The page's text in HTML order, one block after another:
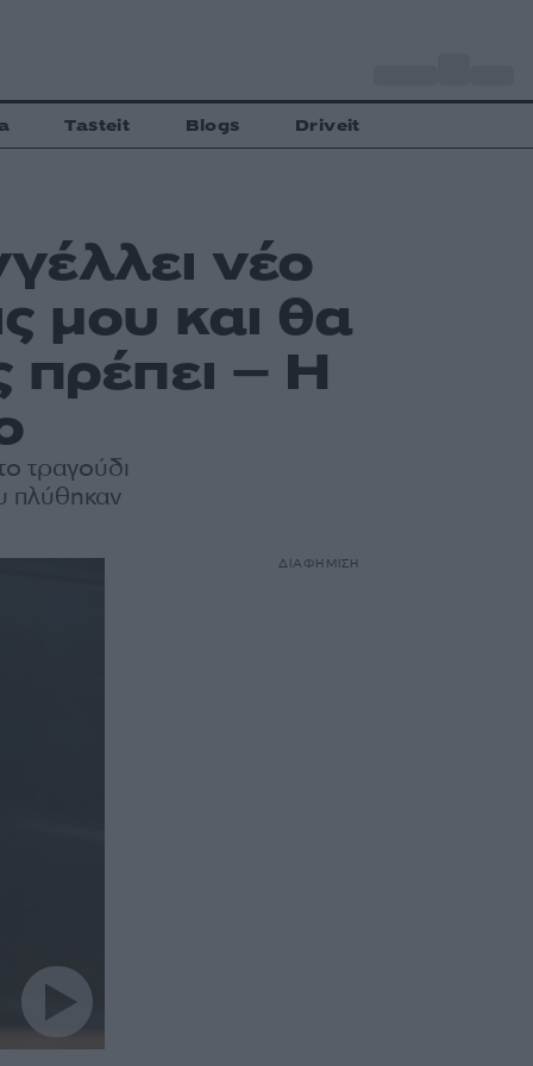
Tasteit Blogs Driveit
νέο
μου και θα
πρέπει – Η
τραγούδι
πλύθηκαν
ΔΙΑΦΗΜΙΣΗ